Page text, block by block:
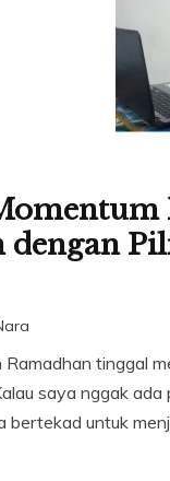
dengan
tinggal
saya nggak ada
bertekad untuk